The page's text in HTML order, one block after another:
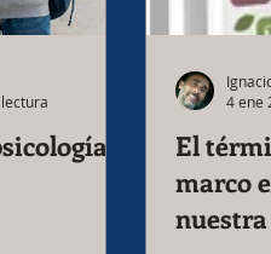
El
marco
4 ene